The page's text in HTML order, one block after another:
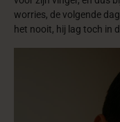
worries, de volgende
het nooit, hij lag toch in